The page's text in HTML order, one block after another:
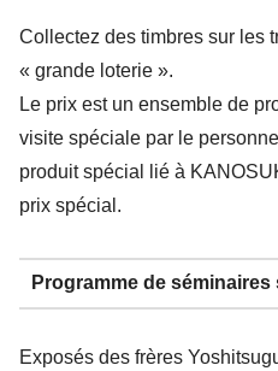
Collectez des timbres sur les
« grande loterie ».
Le prix est un ensemble de
visite spéciale par le
produit spécial lié à
prix spécial.
Programme de
Exposés des frères